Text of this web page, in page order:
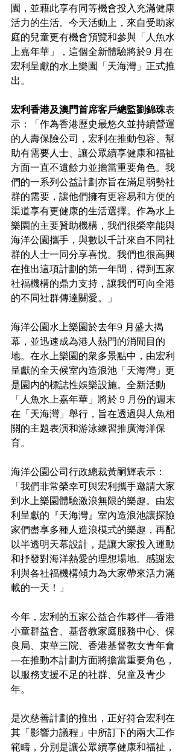
園，並藉此享有同等機會投入充滿健康
活力的生活。今天活動上，來自受助家
庭的兒童更有機會預覽和參與「人魚水
上嘉年華」，這個全新體驗將於9 月在
宏利呈獻的水上樂園「天海灣」正式推
出。
宏利香港及澳門首席客戶總監劉錦珠表
示：「作為香港歷史最悠久並持續營運
的人壽保險公司，宏利在推動包容、幫
助有需要人士、讓公眾續享健康和福祉
方面一直不遺餘力並擔當重要角色。我
們的一系列公益計劃亦旨在滿足弱勢社
群的需要，讓他們擁有更容易和方便的
渠道享有更健康的生活選擇。作為水上
樂園的主要贊助機構，我們很榮幸能與
海洋公園攜手，與數以千計來自不同社
群的人士一同分享喜悅。我們也很高興
在推出這項計劃的第一年間，得到五家
社福機構的鼎力支持，讓我們可向全港
的不同社群傳達關愛。」
海洋公園水上樂園於去年9 月盛大揭
幕，並迅速成為港人熱門的消閒目的
地。在水上樂園的衆多景點中，由宏利
呈獻的全天候室內造浪池「天海灣」更
是園内的標誌性娛樂設施。全新活動
「人魚水上嘉年華」將於 9 月份的週末
在「天海灣」舉行，旨在透過與人魚相
關的主題表演和游泳練習推廣海洋保
育。
海洋公園公司行政總裁黃嗣輝表示：
「我們非常榮幸可與宏利攜手邀請大家
到水上樂園體驗激浪無限的樂趣。由宏
利呈獻的『天海灣』室內造浪池讓探險
家們盡享多種人造浪模式的樂趣，再配
以半透明天幕設計，是讓大家投入運動
和抒發對海洋熱愛的理想場地。感謝宏
利與各社福機構傾力為大家帶來活力滿
載的一天！」
今年，宏利的五家公益合作夥伴—香港
小童群益會、基督教家庭服務中心、保
良局、東華三院、香港基督教女青年會
—在推動本計劃方面將擔當重要角色，
以服務支援不足的社群、兒童及青少
年。
是次慈善計劃的推出，正好符合宏利在
其「影響力議程」中所訂下的兩大工作
範疇，分別是讓公眾續享健康和福祉，